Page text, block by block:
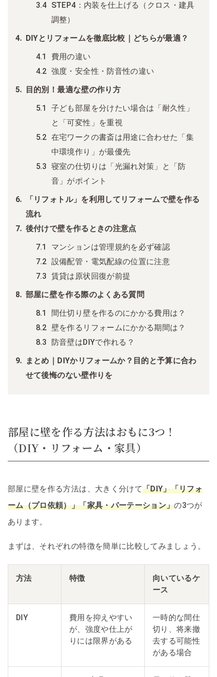
STEP4：内装を仕上げる（クロス・建具
調整）
DIYとリフォームを徹底比較｜どちらが最適？
費用の違い
強度・安全性・防音性の違い
目的別！最適な壁の作り方
子ども部屋を分けたい場合は「耐久性」
と「可変性」を重視
在宅ワークの書斎は用途に合わせた「集
中環境作り」が最優先
寝室の仕切りは「光漏れ対策」と「防
音」がポイント
「リフォトル」を利用してリフォームで壁を作る
流れ
後付けで壁を作るときの注意点
マンションは管理規約を必ず確認
設備配管・電気配線の位置に注意
賃貸は原状回復が前提
部屋に壁を作る際のよくある質問
間仕切り壁を作るのにかかる費用は？
壁を作るリフォームにかかる期間は？
防音壁はDIYで作れる？
まとめ｜DIYかリフォームか？目的と予算に合わ
せて後悔のない壁作りを
部屋に壁を作る方法はおもに3つ！
（DIY・リフォーム・家具）
部屋に壁を作る方法は、大きく分けて「DIY」「リフォ
ーム（プロ依頼）」「家具・パーテーション」の3つが
あります。
まずは、それぞれの特徴を簡単に比較してみましょう。
方法 特徴
向いているケ
ース
DIY
費用を抑えやすい
が、強度や仕上が
りには限界がある
一時的な間仕
切り、将来撤
去する可能性
がある場合